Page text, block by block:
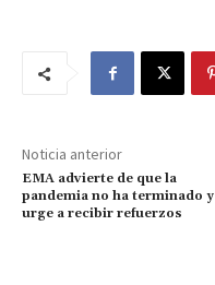
Noticia anterior
EMA advierte de que la
pandemia no ha terminado y
urge a recibir refuerzos